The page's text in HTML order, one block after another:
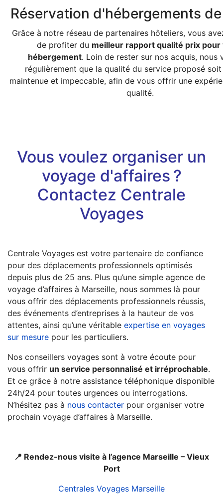
Réservation d'hébergements
Grâce à notre réseau de partenaires hôteliers, vous
de profiter du meilleur rapport qualité prix pour
hébergement. Loin de rester sur nos acquis, nous
régulièrement que la qualité du service proposé
maintenue et impeccable, afin de vous offrir une
qualité.
Vous voulez organiser un
voyage d'affaires ?
Contactez Centrale
Voyages
Centrale Voyages est votre partenaire de confiance
pour des déplacements professionnels optimisés
depuis plus de 25 ans. Plus qu’une simple agence de
voyage d’affaires à Marseille, nous sommes là pour
vous offrir des déplacements professionnels réussis,
des événements d’entreprises à la hauteur de vos
attentes, ainsi qu’une véritable expertise en voyages
sur mesure pour les particuliers.
Nos conseillers voyages sont à votre écoute pour
vous offrir un service personnalisé et irréprochable.
Et ce grâce à notre assistance téléphonique disponible
24h/24 pour toutes urgences ou interrogations.
N’hésitez pas à nous contacter pour organiser votre
prochain voyage d’affaires à Marseille.
📍 Rendez-nous visite à l’agence Marseille – Vieux
Port
Centrales Voyages Marseille